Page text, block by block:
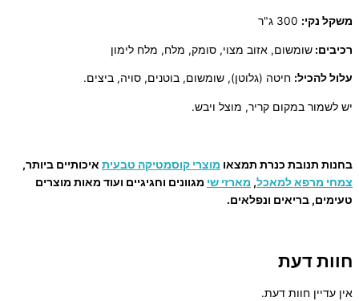
משקל נקי:
רכיבים: שומשום, אזוב מצוי, סומק, מלח, מלח לימון
עלול להכיל: חיטה (גלוטן), שומשום, בוטנים, סויה, ביצים.
יש לשמור במקום קריר, מוצל ויבש.
בחנות תנובת כנרת תמצאו מוצרי קוסמטיקה טבעית איכותיים ביותר,
צמחי מרפא למאכל, מארזי שי מגוונים וחגיגיים ועוד מאות מוצרים
טעימים, בריאים ונפלאים.
חוות דעת
אין עדיין חוות דעת.